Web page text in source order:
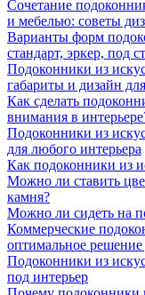
Сочетание
и мебелью: советы
Варианты форм
стандарт, эркер, под
Подоконники из
габариты и дизайн
Как сделать
внимания в
Подоконники из
для любого интерьера
Как подоконники из
Можно ли ставить
камня?
Можно ли сидеть на
Коммерческие
оптимальное
Подоконники из
под интерьер